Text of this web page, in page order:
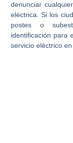
denunciar
eléctrica. Si los
postes o
identificación para
servicio eléctrico